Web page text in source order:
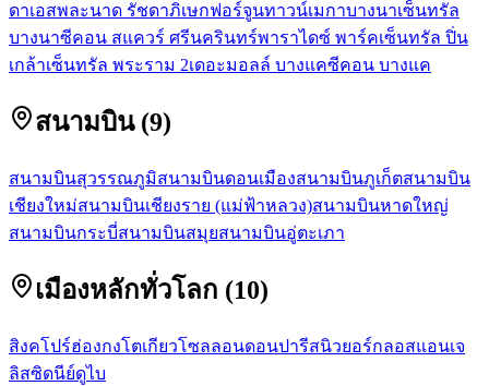
ดาเอสพละนาด รัชดาภิเษกฟอร์จูนทาวน์เมกาบางนาเซ็นทรัล
บางนาซีคอน สแควร์ ศรีนครินทร์พาราไดซ์ พาร์คเซ็นทรัล ปิ่น
เกล้าเซ็นทรัล พระราม 2เดอะมอลล์ บางแคซีคอน บางแค
สนามบิน (9)
สนามบินสุวรรณภูมิสนามบินดอนเมืองสนามบินภูเก็ตสนามบิน
เชียงใหม่สนามบินเชียงราย (แม่ฟ้าหลวง)สนามบินหาดใหญ่
สนามบินกระบี่สนามบินสมุยสนามบินอู่ตะเภา
เมืองหลักทั่วโลก (10)
สิงคโปร์ฮ่องกงโตเกียวโซลลอนดอนปารีสนิวยอร์กลอสแอนเจ
ลิสซิดนีย์ดูไบ